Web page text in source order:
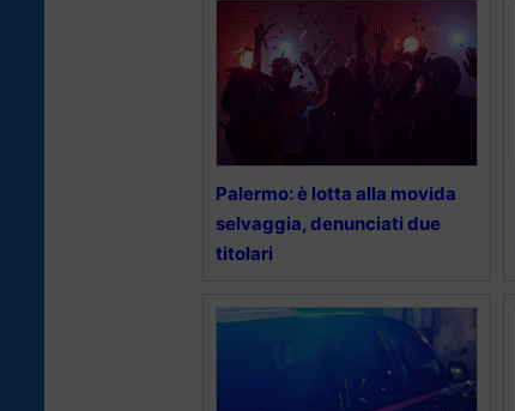
Palermo: è lotta alla movida
selvaggia, denunciati due
titolari